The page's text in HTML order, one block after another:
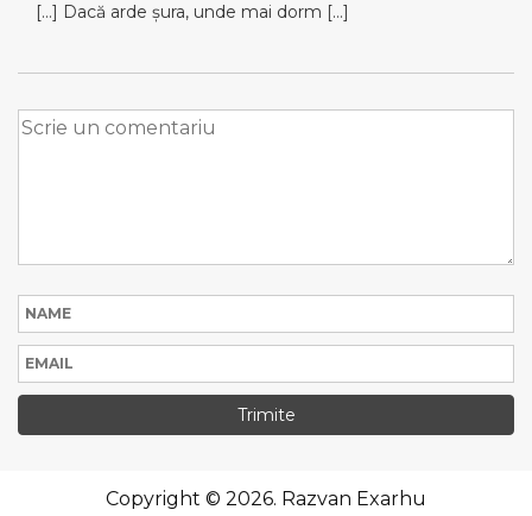
[…] Dacă arde şura, unde mai dorm […]
Copyright © 2026. Razvan Exarhu